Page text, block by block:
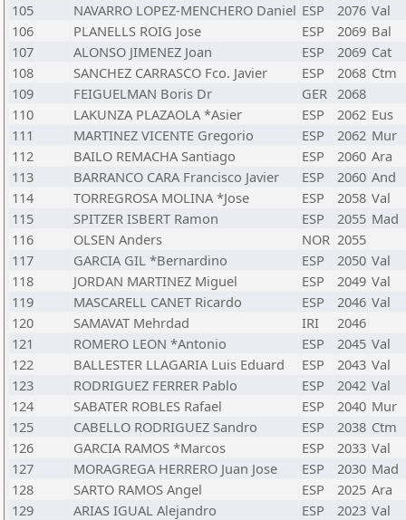
105
NAVARRO LOPEZ-MENCHERO Daniel ESP 2076 Val
106
PLANELLS ROIG Jose ESP 2069 Bal
107
ALONSO JIMENEZ Joan ESP 2069 Cat
108
SANCHEZ CARRASCO Fco. Javier ESP 2068 Ctm
109
FEIGUELMAN Boris Dr GER 2068
110
LAKUNZA PLAZAOLA *Asier ESP 2062 Eus
111
MARTINEZ VICENTE Gregorio ESP 2062 Mur
112
BAILO REMACHA Santiago ESP 2060 Ara
113
BARRANCO CARA Francisco Javier ESP 2060 And
114
TORREGROSA MOLINA *Jose ESP 2058 Val
115
SPITZER ISBERT Ramon ESP 2055 Mad
116
OLSEN Anders NOR 2055
117
GARCIA GIL *Bernardino ESP 2050 Val
118
JORDAN MARTINEZ Miguel ESP 2049 Val
119
MASCARELL CANET Ricardo ESP 2046 Val
120
SAMAVAT Mehrdad IRI
2046
121
ROMERO LEON *Antonio ESP 2045 Val
122
BALLESTER LLAGARIA Luis Eduard ESP 2043 Val
123
RODRIGUEZ FERRER Pablo ESP 2042 Val
124
SABATER ROBLES Rafael ESP 2040 Mur
125
CABELLO RODRIGUEZ Sandro ESP 2038 Ctm
126
GARCIA RAMOS *Marcos ESP 2033 Val
127
MORAGREGA HERRERO Juan Jose ESP 2030 Mad
128
SARTO RAMOS Angel ESP 2025 Ara
129
ARIAS IGUAL Alejandro ESP 2023 Val